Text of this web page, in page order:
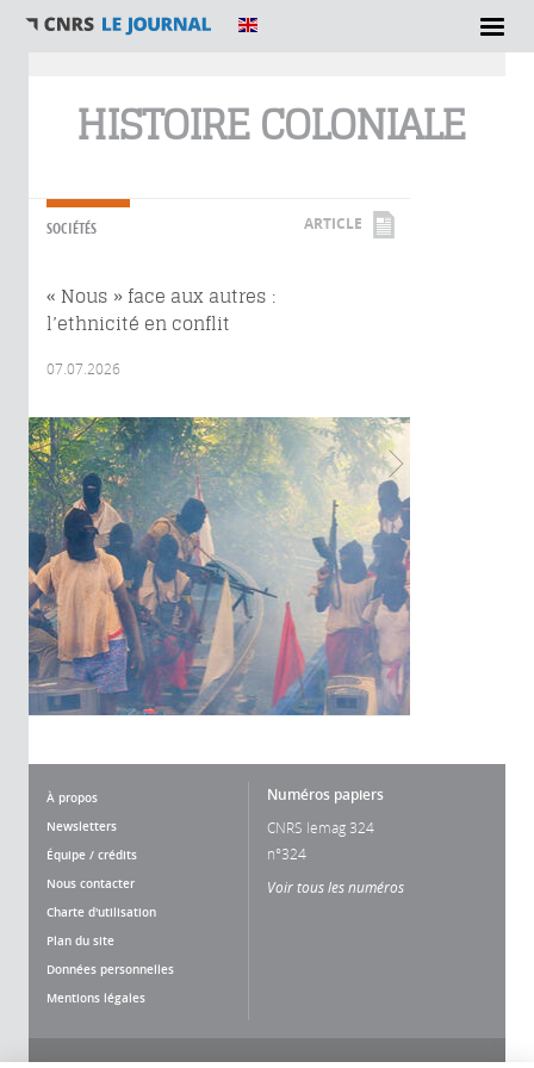
HISTOIRE COLONIALE
SOCIÉTÉS ARTICLE
« Nous » face aux autres :
l’ethnicité en conflit
07.07.2026
À propos
Newsletters
Équipe / crédits
Nous contacter
Charte d'utilisation
Plan du site
Données personnelles
Mentions légales
Numéros papiers
CNRS lemag 324
n°324
Voir tous les numéros